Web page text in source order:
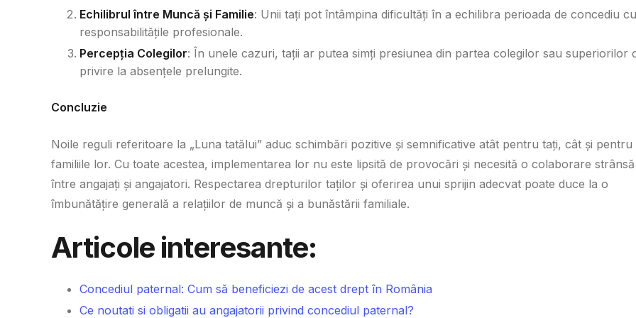
Echilibrul între Muncă și Familie: Unii tați pot întâmpina dificultăți în a echilibra perioada de concediu cu
responsabilitățile profesionale.
Percepția Colegilor: În unele cazuri, tații ar putea simți presiunea din partea colegilor sau superiorilor
privire la absențele prelungite.
Concluzie
Noile reguli referitoare la „Luna tatălui” aduc schimbări pozitive și semnificative atât pentru tați, cât și pentru
familiile lor. Cu toate acestea, implementarea lor nu este lipsită de provocări și necesită o colaborare strânsă
între angajați și angajatori. Respectarea drepturilor taților și oferirea unui sprijin adecvat poate duce la o
îmbunătățire generală a relațiilor de muncă și a bunăstării familiale.
Articole interesante:
Concediul paternal: Cum să beneficiezi de acest drept în România
Ce noutati si obligatii au angajatorii privind concediul paternal?